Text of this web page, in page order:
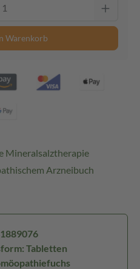
Warenkorb
Mineralsalztherapie
Arzneibuch
Tabletten